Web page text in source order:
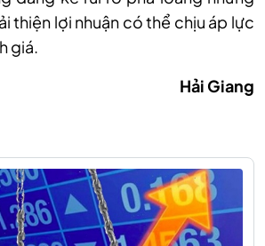
thiện lợi nhuận có thể chịu áp lực
giá.
Hải Giang